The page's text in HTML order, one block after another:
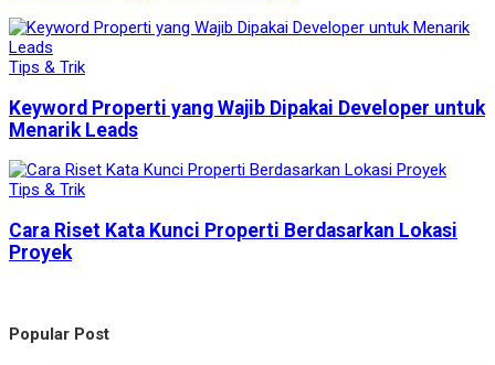
Tips & Trik
Keyword Properti yang Wajib Dipakai Developer untuk
Menarik Leads
Tips & Trik
Cara Riset Kata Kunci Properti Berdasarkan Lokasi
Proyek
Popular Post